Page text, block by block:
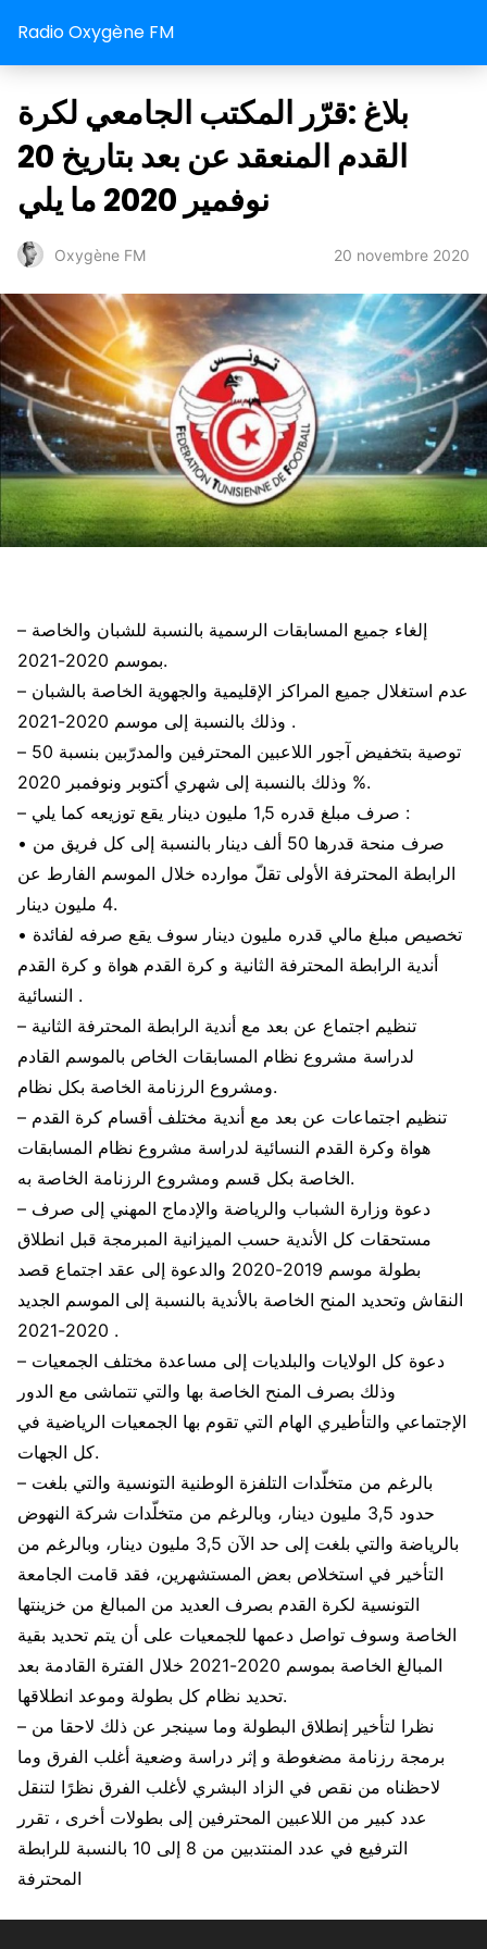
Radio Oxygène FM
بلاغ :قرّر المكتب الجامعي لكرة
القدم المنعقد عن بعد بتاريخ 20
نوفمير 2020 ما يلي
Oxygène FM 20 novembre 2020
– إلغاء جميع المسابقات الرسمية بالنسبة للشبان والخاصة
بموسم 2020-2021.
– عدم استغلال جميع المراكز الإقليمية والجهوية الخاصة بالشبان
وذلك بالنسبة إلى موسم 2020-2021 .
– توصية بتخفيض آجور اللاعبين المحترفين والمدرّبين بنسبة 50
% وذلك بالنسبة إلى شهري أكتوبر ونوفمبر 2020.
– صرف مبلغ قدره 1,5 مليون دينار يقع توزيعه كما يلي :
• صرف منحة قدرها 50 ألف دينار بالنسبة إلى كل فريق من
الرابطة المحترفة الأولى تقلّ موارده خلال الموسم الفارط عن
4 مليون دينار.
• تخصيص مبلغ مالي قدره مليون دينار سوف يقع صرفه لفائدة
أندية الرابطة المحترفة الثانية و كرة القدم هواة و كرة القدم
النسائية .
– تنظيم اجتماع عن بعد مع أندية الرابطة المحترفة الثانية
لدراسة مشروع نظام المسابقات الخاص بالموسم القادم
ومشروع الرزنامة الخاصة بكل نظام.
– تنظيم اجتماعات عن بعد مع أندية مختلف أقسام كرة القدم
هواة وكرة القدم النسائية لدراسة مشروع نظام المسابقات
الخاصة بكل قسم ومشروع الرزنامة الخاصة به.
– دعوة وزارة الشباب والرياضة والإدماج المهني إلى صرف
مستحقات كل الأندية حسب الميزانية المبرمجة قبل انطلاق
بطولة موسم 2019-2020 والدعوة إلى عقد اجتماع قصد
النقاش وتحديد المنح الخاصة بالأندية بالنسبة إلى الموسم الجديد
2020-2021 .
– دعوة كل الولايات والبلديات إلى مساعدة مختلف الجمعيات
وذلك بصرف المنح الخاصة بها والتي تتماشى مع الدور
الإجتماعي والتأطيري الهام التي تقوم بها الجمعيات الرياضية في
كل الجهات.
– بالرغم من متخلّدات التلفزة الوطنية التونسية والتي بلغت
حدود 3,5 مليون دينار، وبالرغم من متخلّدات شركة النهوض
بالرياضة والتي بلغت إلى حد الآن 3,5 مليون دينار، وبالرغم من
التأخير في استخلاص بعض المستشهرين، فقد قامت الجامعة
التونسية لكرة القدم بصرف العديد من المبالغ من خزينتها
الخاصة وسوف تواصل دعمها للجمعيات على أن يتم تحديد بقية
المبالغ الخاصة بموسم 2020-2021 خلال الفترة القادمة بعد
تحديد نظام كل بطولة وموعد انطلاقها.
– نظرا لتأخير إنطلاق البطولة وما سينجر عن ذلك لاحقا من
برمجة رزنامة مضغوطة و إثر دراسة وضعية أغلب الفرق وما
لاحظناه من نقص في الزاد البشري لأغلب الفرق نظرًا لتنقل
عدد كبير من اللاعبين المحترفين إلى بطولات أخرى ، تقرر
الترفيع في عدد المنتدبين من 8 إلى 10 بالنسبة للرابطة
المحترفة